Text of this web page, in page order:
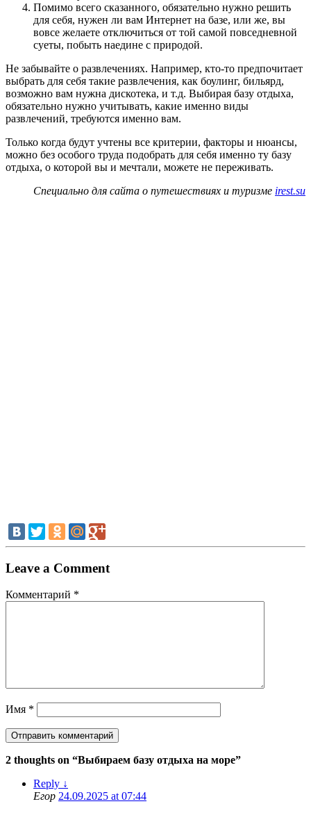
Помимо всего сказанного, обязательно нужно решить
для себя, нужен ли вам Интернет на базе, или же, вы
вовсе желаете отключиться от той самой повседневной
суеты, побыть наедине с природой.
Не забывайте о развлечениях. Например, кто-то предпочитает
выбрать для себя такие развлечения, как боулинг, бильярд,
возможно вам нужна дискотека, и т.д. Выбирая базу отдыха,
обязательно нужно учитывать, какие именно виды
развлечений, требуются именно вам.
Только когда будут учтены все критерии, факторы и нюансы,
можно без особого труда подобрать для себя именно ту базу
отдыха, о которой вы и мечтали, можете не переживать.
Специально для сайта о путешествиях и туризме irest.su
Leave a Comment
Комментарий *
Имя *
2 thoughts on “Выбираем базу отдыха на море”
Reply ↓
Егор 24.09.2025 at 07:44